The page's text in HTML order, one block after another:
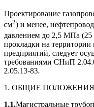
Проектирование
см2) и менее,
давлением до 2,5 МПа (25
прокладки на
предприятий, следует
требованиями СНиП
2.05.13-83.
1. ОБЩИЕ ПОЛОЖЕНИЯ
1.1.Магистральные